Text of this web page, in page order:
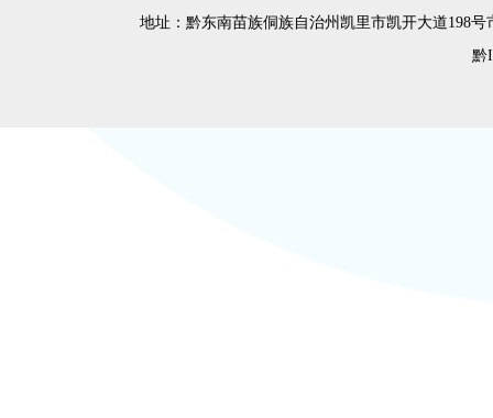
地址：黔东南苗族侗族自治州凯里市凯开大道198号
黔